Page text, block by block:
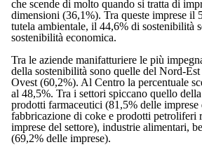
che scende di molto quando si tratta di
dimensioni (36,1%). Tra queste imprese il
tutela ambientale, il 44,6% di sostenibilità
sostenibilità economica.
Tra le aziende manifatturiere le più
della sostenibilità sono quelle del Nord-
Ovest (60,2%). Al Centro la percentuale
al 48,5%. Tra i settori spiccano quello
prodotti farmaceutici (81,5% delle imprese
fabbricazione di coke e prodotti petroliferi
imprese del settore), industrie alimentari,
(69,2% delle imprese).